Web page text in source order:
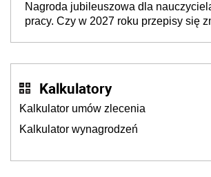
Nagroda jubileuszowa dla
pracy. Czy w 2027 roku przepisy się
Kalkulatory
Kalkulator umów zlecenia
Kalkulator wynagrodzeń